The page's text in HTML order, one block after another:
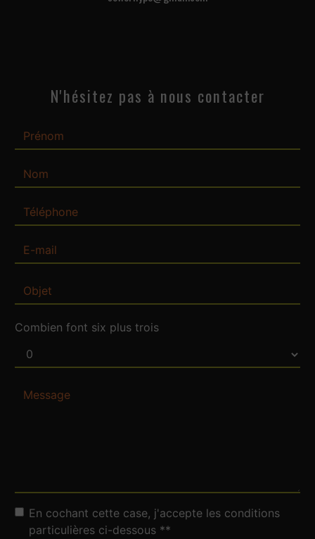
N'hésitez pas à nous contacter
Combien font six plus trois
En cochant cette case, j'accepte les conditions
particulières ci-dessous **